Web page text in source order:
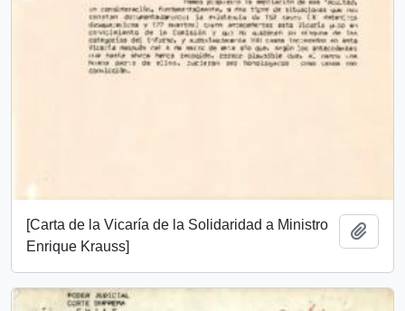
[Carta de la Vicaría de la Solidaridad a Ministro
Enrique Krauss]